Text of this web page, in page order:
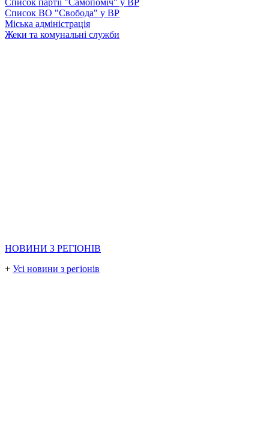
Список партії "Самопоміч" у ВР
Список ВО "Свобода" у ВР
Міська адміністрація
Жеки та комунальні служби
НОВИНИ З РЕГІОНІВ
+ Усі новини з регіонів